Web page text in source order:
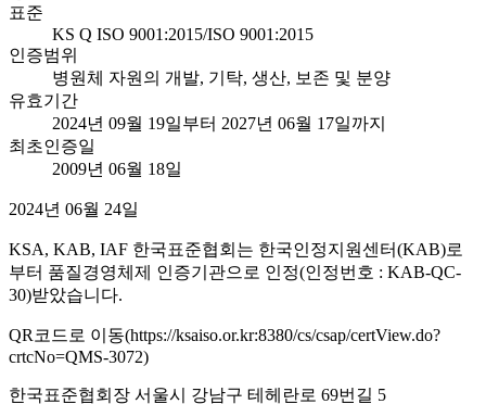
표준
KS Q ISO 9001:2015/ISO 9001:2015
인증범위
병원체 자원의 개발, 기탁, 생산, 보존 및 분양
유효기간
2024년 09월 19일부터 2027년 06월 17일까지
최초인증일
2009년 06월 18일
2024년 06월 24일
KSA, KAB, IAF 한국표준협회는 한국인정지원센터(KAB)로
부터 품질경영체제 인증기관으로 인정(인정번호 : KAB-QC-
30)받았습니다.
QR코드로 이동(https://ksaiso.or.kr:8380/cs/csap/certView.do?
crtcNo=QMS-3072)
한국표준협회장 서울시 강남구 테헤란로 69번길 5